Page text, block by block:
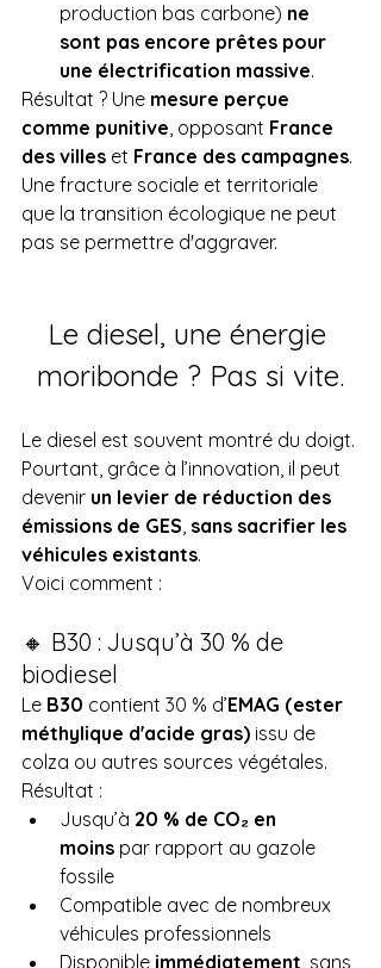
production bas carbone) ne
sont pas encore prêtes pour
une électrification massive.
Résultat ? Une mesure perçue
comme punitive, opposant France
des villes et France des campagnes.
Une fracture sociale et territoriale
que la transition écologique ne peut
pas se permettre d'aggraver.
Le diesel, une énergie
moribonde ? Pas si vite.
Le diesel est souvent montré du doigt.
Pourtant, grâce à l’innovation, il peut
devenir un levier de réduction des
émissions de GES, sans sacrifier les
véhicules existants.
Voici comment :
🔸 B30 : Jusqu’à 30 % de
biodiesel
Le B30 contient 30 % d’EMAG (ester
méthylique d'acide gras) issu de
colza ou autres sources végétales.
Résultat :
Jusqu’à 20 % de CO₂ en
moins par rapport au gazole
fossile
Compatible avec de nombreux
véhicules professionnels
Disponible immédiatement , sans